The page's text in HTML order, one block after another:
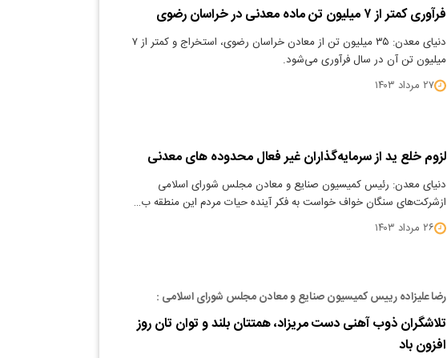
فرآوری کمتر از ۷ میلیون تن ماده معدنی در خراسان رضوی
دنیای معدن: ۳۵ میلیون تن از معادن خراسان رضوی، استخراج و کمتر از ۷
میلیون تن آن در سال فرآوری می‌شود.
۲۷ مرداد ۱۴۰۳
لزوم خلع ید از سرمایه‌گذاران غیر فعال محدوده های معدنی
دنیای معدن: رئیس کمیسیون صنایع و معادن مجلس شورای اسلامی
ازشرکت‌های سنگان خواف خواست به فکر آینده حیات مردم این منطقه ب…
۲۶ مرداد ۱۴۰۳
رضا علیزاده رییس کمیسیون صنایع و معادن مجلس شورای اسلامی :
تلاشگران ذوب آهنی دست مریزاد، همتتان بلند و توان تان روز
افزون باد